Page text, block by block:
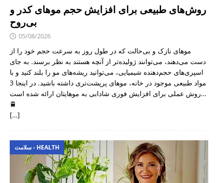
روش‌های طبیعی برای افزایش حجم موهای کدر و
بی‌روح
05/08/2026
موهای نازک و بی‌حالت که در طول روز به سرعت حجم خود را از
دست می‌دهند، می‌توانند ژولیده‌تر از آنچه هستند به نظر برسند. به جای
اسپری‌های حجم‌دهنده شیمیایی، می‌توانید ریشه‌های مو را بلند کنید و با
مواد طبیعی موجود در خانه، موهای پرپشت‌تری داشته باشید. در اینجا 3
روش عملی برای افزایش فوری شادابی به موهایتان ارائه شده است…
🚆
[…]
سلامت - HEALTH